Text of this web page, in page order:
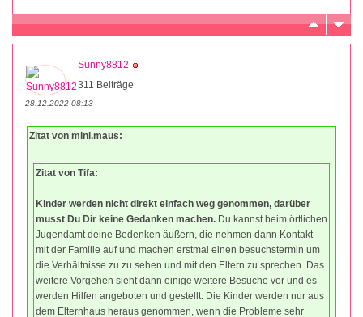
Sunny8812
311 Beiträge
28.12.2022 08:13
Zitat von mini.maus:
Zitat von Tifa:
Kinder werden nicht direkt einfach weg genommen, darüber
musst Du Dir keine Gedanken machen. Du kannst beim örtlichen
Jugendamt deine Bedenken äußern, die nehmen dann Kontakt
mit der Familie auf und machen erstmal einen besuchstermin um
die Verhältnisse zu zu sehen und mit den Eltern zu sprechen. Das
weitere Vorgehen sieht dann einige weitere Besuche vor und es
werden Hilfen angeboten und gestellt. Die Kinder werden nur aus
dem Elternhaus heraus genommen, wenn die Probleme sehr